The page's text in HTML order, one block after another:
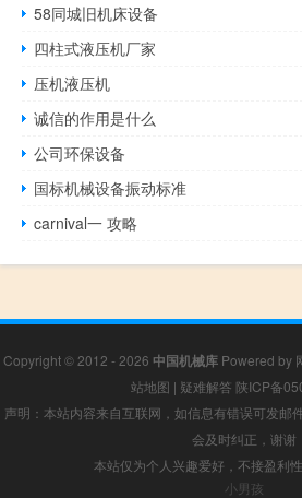
58同城旧机床设备
四柱式液压机厂家
压机液压机
诚信的作用是什么
公司环保设备
国标机械设备振动标准
carnival一 攻略
Copyright © 2012 - 2026 中国机械库 Powered by
站地图 | 疑难解答 陕ICP备
声明：本站内容来自互联网，如信息有错误可发邮
会及时纠正，谢谢
本站仅为个人兴趣爱好，不接盈利
小男孩